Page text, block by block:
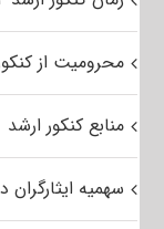
محرومیت از
منابع کنکور ارشد
سهمیه ایثارگران